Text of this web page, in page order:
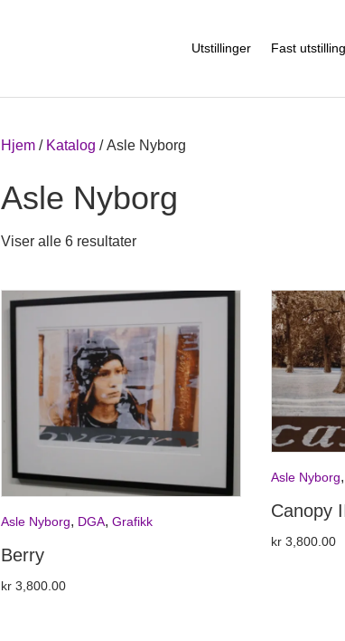
Utstillinger Fast utstilling
Hjem/ Katalog / Asle Nyborg
Asle Nyborg
Viser alle 6 resultater
Asle Nyborg, DGA, Grafikk
Berry
kr3,800.00
Asle Nyborg,
Canopy
kr3,800.00